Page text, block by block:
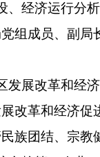
、经济运行分
组成员、副
发展改革和经
改革和经济促
族团结、宗